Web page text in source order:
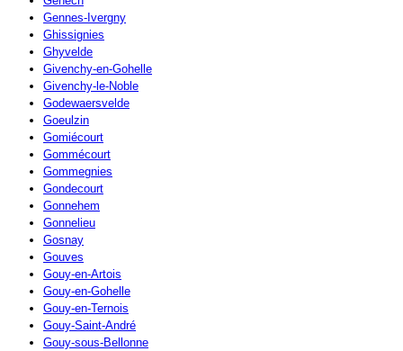
Gennes-Ivergny
Ghissignies
Ghyvelde
Givenchy-en-Gohelle
Givenchy-le-Noble
Godewaersvelde
Goeulzin
Gomiécourt
Gommécourt
Gommegnies
Gondecourt
Gonnehem
Gonnelieu
Gosnay
Gouves
Gouy-en-Artois
Gouy-en-Gohelle
Gouy-en-Ternois
Gouy-Saint-André
Gouy-sous-Bellonne